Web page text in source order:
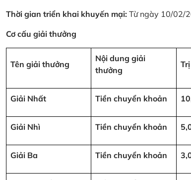
Thời gian triển khai khuyến mại: Từ ngày 10/02/
Cơ cấu giải thưởng
Tên giải thưởng
Nội dung giải
thưởng
Giải Nhất Tiền chuyển khoản
Giải Nhì Tiền chuyển khoản
Giải Ba Tiền chuyển khoản